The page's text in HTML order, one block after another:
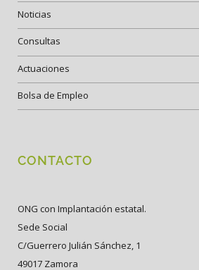
Noticias
Consultas
Actuaciones
Bolsa de Empleo
CONTACTO
ONG con Implantación estatal.
Sede Social
C/Guerrero Julián Sánchez, 1
49017 Zamora